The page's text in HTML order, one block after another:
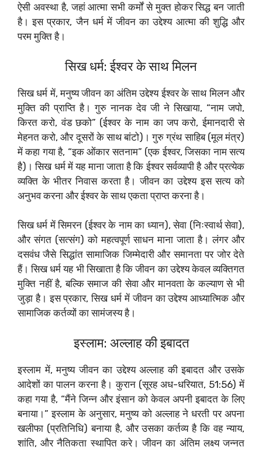
ऐसी अवस्था है, जहां आत्मा सभी कर्मों से मुक्त होकर सिद्ध बन जाती
है। इस प्रकार, जैन धर्म में जीवन का उद्देश्य आत्मा की शुद्धि और
परम मुक्ति है।
सिख धर्म: ईश्वर के साथ मिलन
सिख धर्म में, मनुष्य जीवन का अंतिम उद्देश्य ईश्वर के साथ मिलन और
मुक्ति की प्राप्ति है। गुरु नानक देव जी ने सिखाया, “नाम जपो,
किरत करो, वंड छको” (ईश्वर के नाम का जप करो, ईमानदारी से
मेहनत करो, और दूसरों के साथ बांटो)। गुरु ग्रंथ साहिब (मूल मंत्र)
में कहा गया है, “इक ओंकार सतनाम” (एक ईश्वर, जिसका नाम सत्य
है)। सिख धर्म में यह माना जाता है कि ईश्वर सर्वव्यापी है और प्रत्येक
व्यक्ति के भीतर निवास करता है। जीवन का उद्देश्य इस सत्य को
अनुभव करना और ईश्वर के साथ एकता प्राप्त करना है।
सिख धर्म में सिमरन (ईश्वर के नाम का ध्यान), सेवा (निःस्वार्थ सेवा),
और संगत (सत्संग) को महत्वपूर्ण साधन माना जाता है। लंगर और
दसवंध जैसे सिद्धांत सामाजिक जिम्मेदारी और समानता पर जोर देते
हैं। सिख धर्म यह भी सिखाता है कि जीवन का उद्देश्य केवल व्यक्तिगत
मुक्ति नहीं है, बल्कि समाज की सेवा और मानवता के कल्याण से भी
जुड़ा है। इस प्रकार, सिख धर्म में जीवन का उद्देश्य आध्यात्मिक और
सामाजिक कर्तव्यों का सामंजस्य है।
इस्लाम: अल्लाह की इबादत
इस्लाम में, मनुष्य जीवन का उद्देश्य अल्लाह की इबादत और उसके
आदेशों का पालन करना है। कुरान (सूरह अध-धरियात, 51:56) में
कहा गया है, “मैंने जिन्न और इंसान को केवल अपनी इबादत के लिए
बनाया।” इस्लाम के अनुसार, मनुष्य को अल्लाह ने धरती पर अपना
खलीफा (प्रतिनिधि) बनाया है, और उसका कर्तव्य है कि वह न्याय,
शांति, और नैतिकता स्थापित करे। जीवन का अंतिम लक्ष्य जन्नत